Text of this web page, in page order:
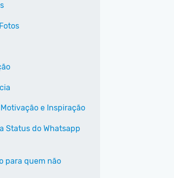
e Inspiração
Status do Whatsapp
para quem não